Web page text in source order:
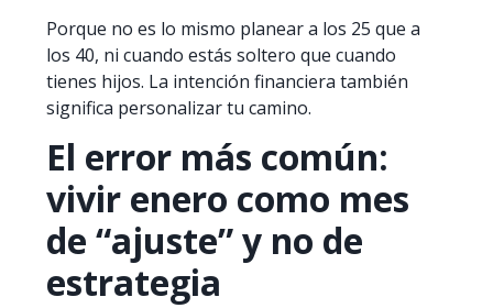
Porque no es lo mismo planear a los 25 que a
los 40, ni cuando estás soltero que cuando
tienes hijos. La intención financiera también
significa personalizar tu camino.
El error más común:
vivir enero como mes
de “ajuste” y no de
estrategia